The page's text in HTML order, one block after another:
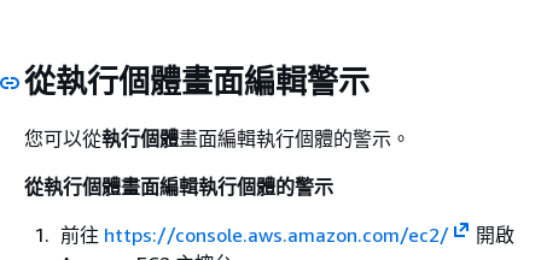
從執行個體畫面編輯警示
您可以從執行個體畫面編輯執行個體的警示。
從執行個體畫面編輯執行個體的警示
前往 https://console.aws.amazon.com/ec2/
開啟